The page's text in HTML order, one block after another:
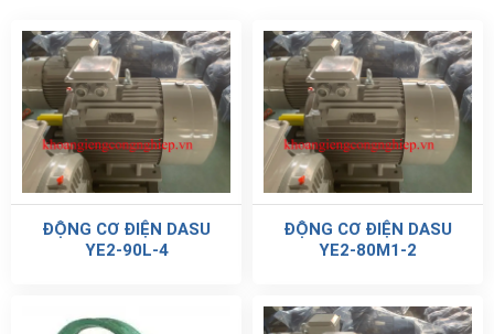
ĐỘNG CƠ ĐIỆN DASU
YE2-90L-4
ĐỘNG CƠ ĐIỆN DASU
YE2-80M1-2